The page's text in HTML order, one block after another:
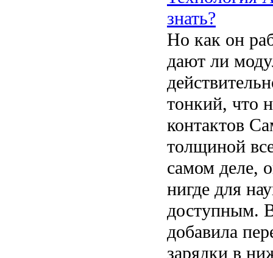
знать?
Но как он
дают ли
тонкий, что
контактов
толщиной
самом деле,
нигде для
доступным.
добавила
зарядки в